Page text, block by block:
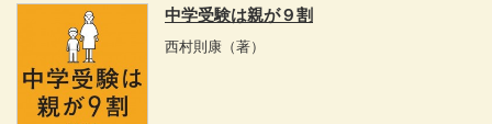
中学受験は親が９割
西村則康 （著）